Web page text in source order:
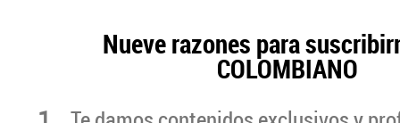
Nueve razones para
COLOMBIANO